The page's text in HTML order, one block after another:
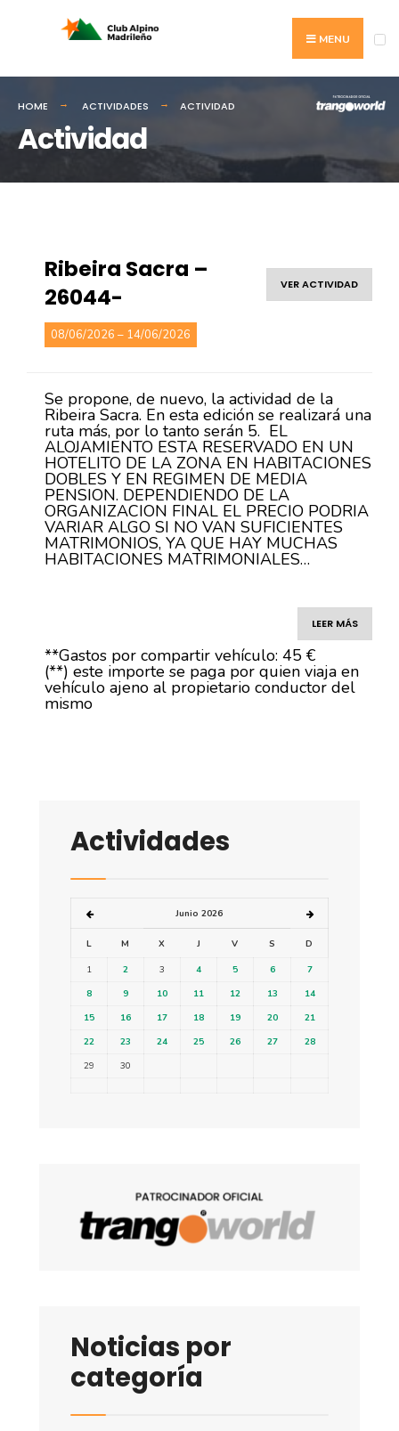
MENU
HOME ACTIVIDADES ACTIVIDAD
Actividad
VER ACTIVIDAD
Ribeira Sacra –
26044-
08/06/2026 – 14/06/2026
Se propone, de nuevo, la actividad de la
Ribeira Sacra. En esta edición se realizará una
ruta más, por lo tanto serán 5. EL
ALOJAMIENTO ESTA RESERVADO EN UN
HOTELITO DE LA ZONA EN HABITACIONES
DOBLES Y EN REGIMEN DE MEDIA
PENSION. DEPENDIENDO DE LA
ORGANIZACION FINAL EL PRECIO PODRIA
VARIAR ALGO SI NO VAN SUFICIENTES
MATRIMONIOS, YA QUE HAY MUCHAS
HABITACIONES MATRIMONIALES…
LEER MÁS
**Gastos por compartir vehículo: 45 €
(**) este importe se paga por quien viaja en
vehículo ajeno al propietario conductor del
mismo
Actividades
Junio 2026
L M X J V S D
1 2 3 4 5 6
7
8
9 10 11 12 13
14
15
16 17 18 19 20
21
22
23 24 25 26 27
28
29
30
Noticias por
categoría